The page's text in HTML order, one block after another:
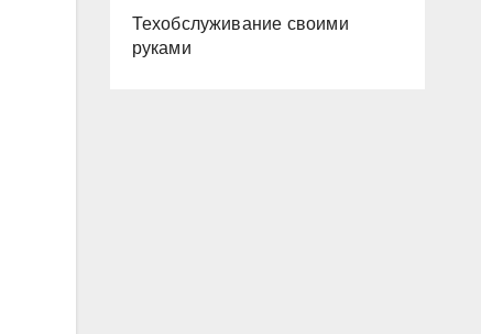
Техобслуживание своими
руками